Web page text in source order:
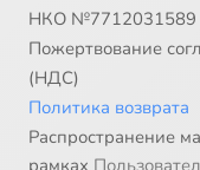
НКО №7712031589
Пожертвование
(НДС)
Политика возврата
Распространение